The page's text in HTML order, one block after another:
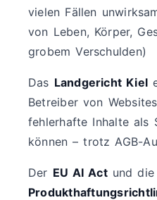
vielen Fällen
von Leben, Körper,
grobem Verschulden)
Das Landgericht Kiel
Betreiber von
fehlerhafte Inhalte als
können – trotz AGB-
Der EU AI Actund die